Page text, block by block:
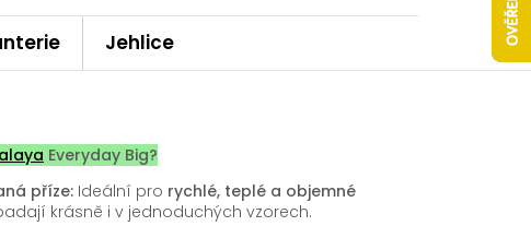
Jehlice
Everyday Big?
příze: Ideální pro rychlé, teplé a objemné
krásně i v jednoduchých vzorech.